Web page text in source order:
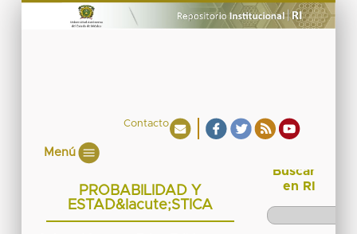
Contacto
Menú
PROBABILIDAD Y
ESTAD&Iacute;STICA
Buscar
en RI